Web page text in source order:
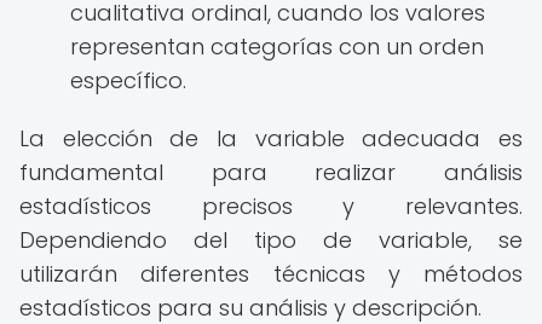
cualitativa ordinal, cuando los valores
representan categorías con un orden
específico.
La elección de la variable adecuada es
fundamental para realizar análisis
estadísticos precisos y relevantes.
Dependiendo del tipo de variable, se
utilizarán diferentes técnicas y métodos
estadísticos para su análisis y descripción.